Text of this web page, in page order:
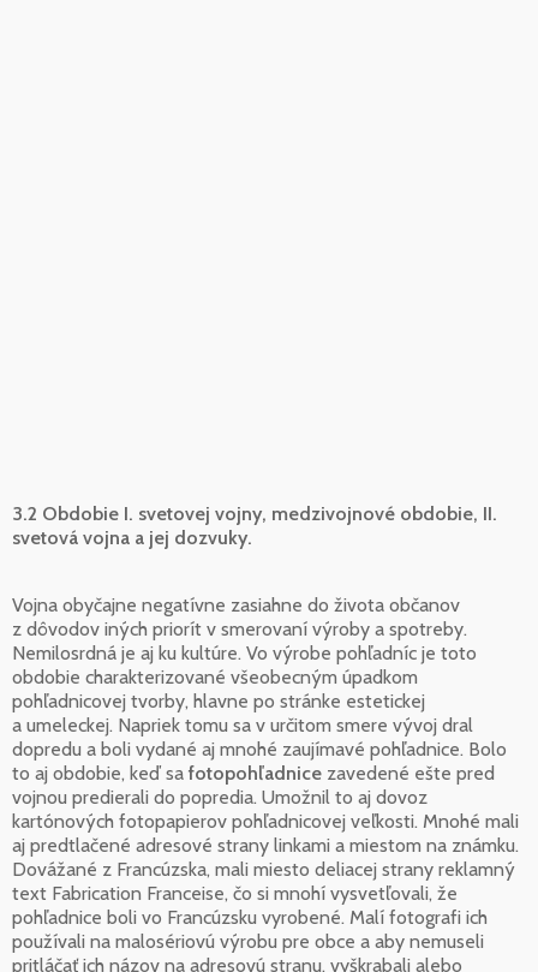
3.2 Obdobie I. svetovej vojny, medzivojnové obdobie, II.
svetová vojna a jej dozvuky.
Vojna obyčajne negatívne zasiahne do života občanov
z dôvodov iných priorít v smerovaní výroby a spotreby.
Nemilosrdná je aj ku kultúre. Vo výrobe pohľadníc je toto
obdobie charakterizované všeobecným úpadkom
pohľadnicovej tvorby, hlavne po stránke estetickej
a umeleckej. Napriek tomu sa v určitom smere vývoj dral
dopredu a boli vydané aj mnohé zaujímavé pohľadnice. Bolo
to aj obdobie, keď sa fotopohľadnice zavedené ešte pred
vojnou predierali do popredia. Umožnil to aj dovoz
kartónových fotopapierov pohľadnicovej veľkosti. Mnohé mali
aj predtlačené adresové strany linkami a miestom na známku.
Dovážané z Francúzska, mali miesto deliacej strany reklamný
text Fabrication Franceise, čo si mnohí vysvetľovali, že
pohľadnice boli vo Francúzsku vyrobené. Malí fotografi ich
používali na malosériovú výrobu pre obce a aby nemuseli
pritláčať ich názov na adresovú stranu, vyškrabali alebo